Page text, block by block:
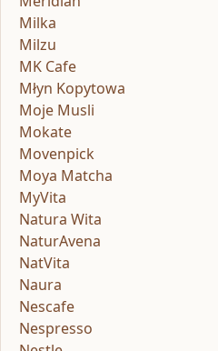
Milka
Milzu
MK Cafe
Młyn Kopytowa
Moje Musli
Mokate
Movenpick
Moya Matcha
MyVita
Natura Wita
NaturAvena
NatVita
Naura
Nescafe
Nespresso